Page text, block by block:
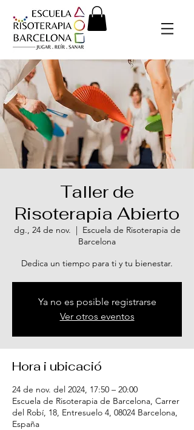
Taller de
Risoterapia Abierto
dg., 24 de nov.
  |
Escuela de Risoterapia de
Barcelona
Dedica un tiempo para ti y tu bienestar.
Ya no es posible registrarse
Ver otros eventos
Hora i ubicació
24 de nov. del 2024, 17:50 – 20:00
Escuela de Risoterapia de Barcelona, Carrer
del Robí, 18, Entresuelo 4, 08024 Barcelona,
España